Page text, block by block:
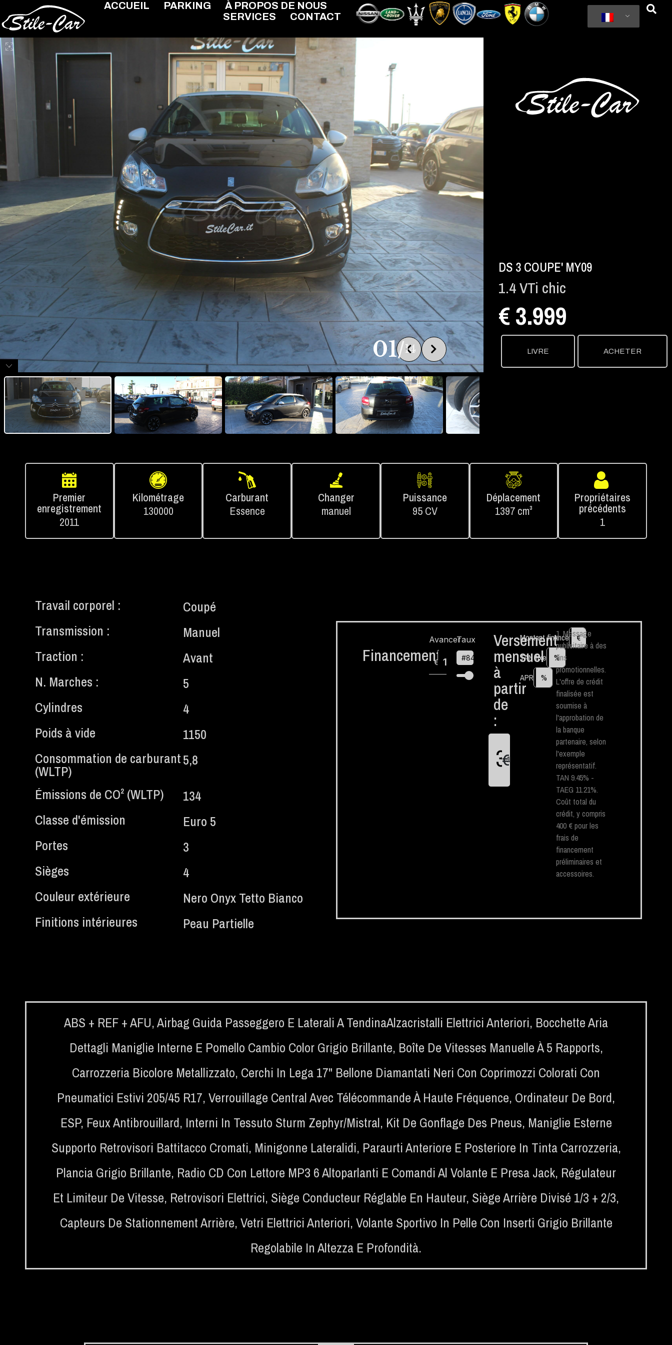
ACCUEIL PARKING
À PROPOS DE NOUS
SERVICES
CONTACT
01/14
DS 3 COUPE' MY09
1.4 VTi chic
€ 3.999
LIVRE ACHETER
Premier
enregistrement
2011
Kilométrage
130000
Carburant
Essence
Changer
manuel
Puissance
95 CV
Déplacement
1397 cm³
Propriétaires
précédents
1
Travail corporel :
Coupé
Transmission :
Manuel
Traction :
Avant
N. Marches :
5
Cylindres
4
Poids à vide
1150
Consommation de carburant
(WLTP)
5,8
Émissions de CO² (WLTP)
134
Classe d'émission
Euro 5
Portes
3
Sièges
4
Couleur extérieure
Nero Onyx Tetto Bianco
Finitions intérieures
Peau Partielle
Financement
Avancer
€
Taux
#84
Versement
mensuel
à
partir
de
:
€
1
Montant financé
€
TAN fixe
%
APR
%
1. Message
publicitaire à des
fins
promotionnelles.
L'offre de crédit
finalisée est
soumise à
l'approbation de
la banque
partenaire, selon
l'exemple
représentatif.
TAN 9.45% -
TAEG 11.21%.
Coût total du
crédit, y compris
400 € pour les
frais de
financement
préliminaires et
accessoires.
ABS + REF + AFU,Airbag Guida Passeggero E Laterali A TendinaAlzacristalli Elettrici Anteriori, Bocchette Aria
Dettagli Maniglie Interne E Pomello Cambio Color Grigio Brillante, Boîte De Vitesses Manuelle À 5 Rapports,
Carrozzeria Bicolore Metallizzato, Cerchi In Lega 17" Bellone Diamantati Neri Con Coprimozzi Colorati Con
Pneumatici Estivi 205/45 R17, Verrouillage Central Avec Télécommande À Haute Fréquence, Ordinateur De Bord,
ESP, Feux Antibrouillard, Interni In Tessuto Sturm Zephyr/Mistral, Kit De Gonflage Des Pneus, Maniglie Esterne
Supporto Retrovisori Battitacco Cromati, Minigonne Lateralidi, Paraurti Anteriore E Posteriore In Tinta Carrozzeria,
Plancia Grigio Brillante, Radio CD Con Lettore MP3 6 Altoparlanti E Comandi Al Volante E Presa Jack, Régulateur
Et Limiteur De Vitesse, Retrovisori Elettrici, Siège Conducteur Réglable En Hauteur, Siège Arrière Divisé 1/3 + 2/3,
Capteurs De Stationnement Arrière, Vetri Elettrici Anteriori, Volante Sportivo In Pelle Con Inserti Grigio Brillante
Regolabile In Altezza E Profondità.